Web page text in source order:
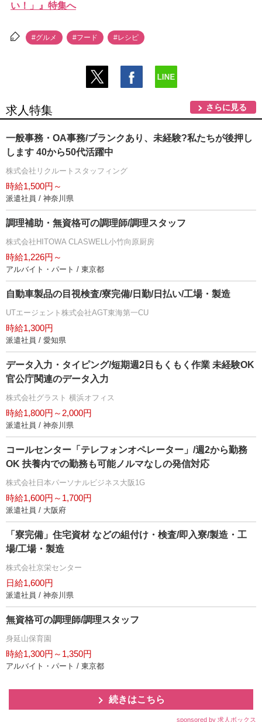
い！」』特集へ
#グルメ #フード #レシピ
求人特集 さらに見る
一般事務・OA事務/ブランクあり、未経験?私たちが後押し
します 40から50代活躍中
株式会社リクルートスタッフィング
時給1,500円～
派遣社員 / 神奈川県
調理補助・無資格可の調理師/調理スタッフ
株式会社HITOWA CLASWELL小竹向原厨房
時給1,226円～
アルバイト・パート / 東京都
自動車製品の目視検査/寮完備/日勤/日払い/工場・製造
UTエージェント株式会社AGT東海第一CU
時給1,300円
派遣社員 / 愛知県
データ入力・タイピング/短期週2日もくもく作業 未経験OK
官公庁関連のデータ入力
株式会社グラスト 横浜オフィス
時給1,800円～2,000円
派遣社員 / 神奈川県
コールセンター「テレフォンオペレーター」/週2から勤務
OK 扶養内での勤務も可能ノルマなしの発信対応
株式会社日本パーソナルビジネス大阪1G
時給1,600円～1,700円
派遣社員 / 大阪府
「寮完備」住宅資材 などの組付け・検査/即入寮/製造・工
場/工場・製造
株式会社京栄センター
日給1,600円
派遣社員 / 神奈川県
無資格可の調理師/調理スタッフ
身延山保育園
時給1,300円～1,350円
アルバイト・パート / 東京都
続きはこちら
sponsored by 求人ボックス